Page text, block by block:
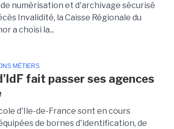
numérisation et d'archivage sécurisé
Invalidité, la Caisse Régionale du
a choisi la...
MÉTIERS
fait passer ses agences
d'Ile-de-France sont en cours
de bornes d'identification, de